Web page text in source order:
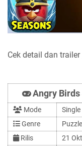
Cek detail dan trailer
Angry Birds
Mode
Genre
Rilis
21